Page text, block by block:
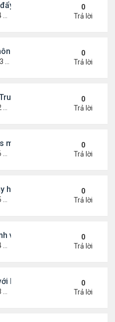
Thái Lan - Campuchia
0
Trả lời
thừa kế nơi mẹ yên nghỉ!
pm
0
Trả lời
khó truy tố ông Obama
0
Trả lời
muốn chết thay vì ngừng bắn'
0
Trả lời
hoang mang ở Iran
0
Trả lời
với Israel ám ảnh người Iran
0
Trả lời
hồ sơ Epstein
0
Trả lời